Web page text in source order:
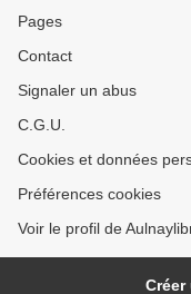
Pages
Contact
Signaler un abus
C.G.U.
Cookies et données
Préférences cookies
Voir le profil de